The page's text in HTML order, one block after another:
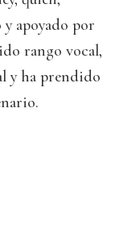
apoyado por
rango vocal,
y ha prendido